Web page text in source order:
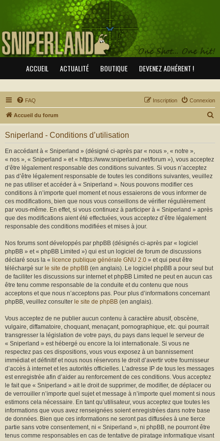
ACCUEIL ACTUALITÉ BOUTIQUE DEVENEZ ADHÉRENT !
FAQ Connexion
Inscription
Accueil du forum
Sniperland - Conditions d’utilisation
En accédant à « Sniperland » (désigné ci-après par « nous », « notre »,
« nos », « Sniperland » et « https://www.sniperland.net/forum »), vous acceptez
d’être légalement responsable des conditions suivantes. Si vous n’acceptez
pas d’être légalement responsable de toutes les conditions suivantes, veuillez
ne pas utiliser et accéder à « Sniperland ». Nous pouvons modifier ces
conditions à n’importe quel moment et nous essaierons de vous informer de
ces modifications, bien que nous vous conseillons de vérifier régulièrement
par vous-même. En effet, si vous continuez à participer à « Sniperland » après
que des modifications aient été effectuées, vous acceptez d’être légalement
responsable des conditions modifiées et mises à jour.
Nos forums sont développés par phpBB (désignés ci-après par « logiciel
phpBB » et « phpBB Limited ») qui est un logiciel de forum de discussions
déclaré sous la « licence publique générale GNU 2.0 » et qui peut être
téléchargé sur le site de phpBB (en anglais). Le logiciel phpBB a pour seul but
de faciliter les discussions sur internet et phpBB Limited ne peut en aucun cas
être tenu comme responsable de la conduite et du contenu que nous
acceptons et que nous n’acceptons pas. Pour plus d’informations concernant
phpBB, veuillez consulter le site de phpBB (en anglais).
Vous acceptez de ne publier aucun contenu à caractère abusif, obscène,
vulgaire, diffamatoire, choquant, menaçant, pornographique, etc. qui pourrait
transgresser la législation de votre pays, du pays dans lequel le serveur de
« Sniperland » est hébergé ou encore la loi internationale. Si vous ne
respectez pas ces dispositions, vous vous exposez à un bannissement
immédiat et définitif et nous nous réservons le droit d’avertir votre fournisseur
d’accès à internet et les autorités officielles. L’adresse IP de tous les messages
est enregistrée afin d’aider au renforcement de ces conditions. Vous acceptez
le fait que « Sniperland » ait le droit de supprimer, de modifier, de déplacer ou
de verrouiller n’importe quel sujet et message à n’importe quel moment si nous
estimons cela nécessaire. En tant qu’utilisateur, vous acceptez que toutes les
informations que vous avez renseignées soient enregistrées dans notre base
de données. Bien que ces informations ne seront pas diffusées à une tierce
partie sans votre consentement, ni « Sniperland », ni phpBB, ne pourront être
tenus comme responsables en cas de tentative de piratage informatique visant